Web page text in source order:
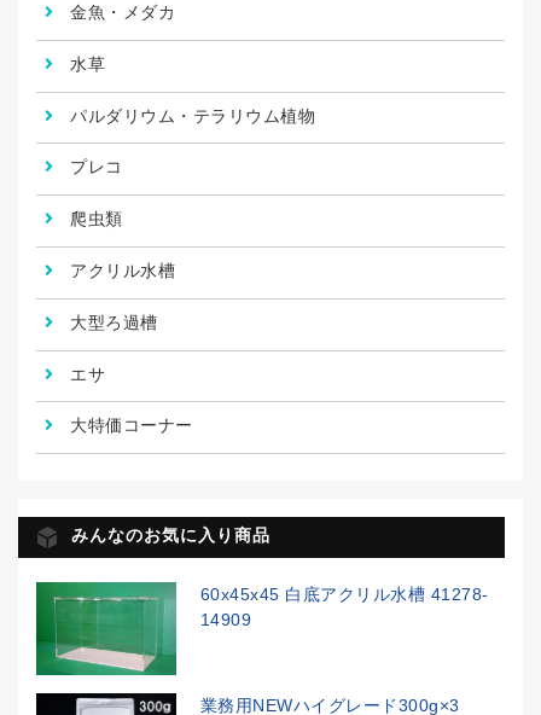
金魚・メダカ
水草
パルダリウム・テラリウム植物
プレコ
爬虫類
アクリル水槽
大型ろ過槽
エサ
大特価コーナー
みんなのお気に入り商品
60x45x45 白底アクリル水槽 41278-
14909
業務用NEWハイグレード300g×3